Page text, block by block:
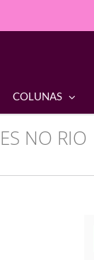
COLUNAS
NO RIO